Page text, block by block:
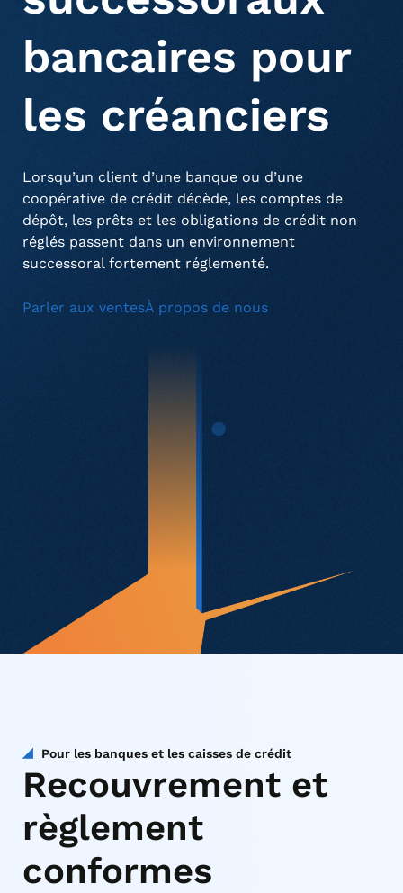
Services d’achat de créances (Invenio)
Solutions de notification de décès
Commercial
Vente au détail aux consommateurs
Émetteurs de cartes de crédit
Services financiers
Communiqués de presse
Mentions dans les médias
À propos de nous
Présence mondiale
Carrières
bancaires pour
les créanciers
Lorsqu’un client d’une banque ou d’une
coopérative de crédit décède, les comptes de
dépôt, les prêts et les obligations de crédit non
réglés passent dans un environnement
successoral fortement réglementé.
Parler aux ventesÀ propos de nous
Pour les banques et les caisses de crédit
Recouvrement et
règlement
conformes